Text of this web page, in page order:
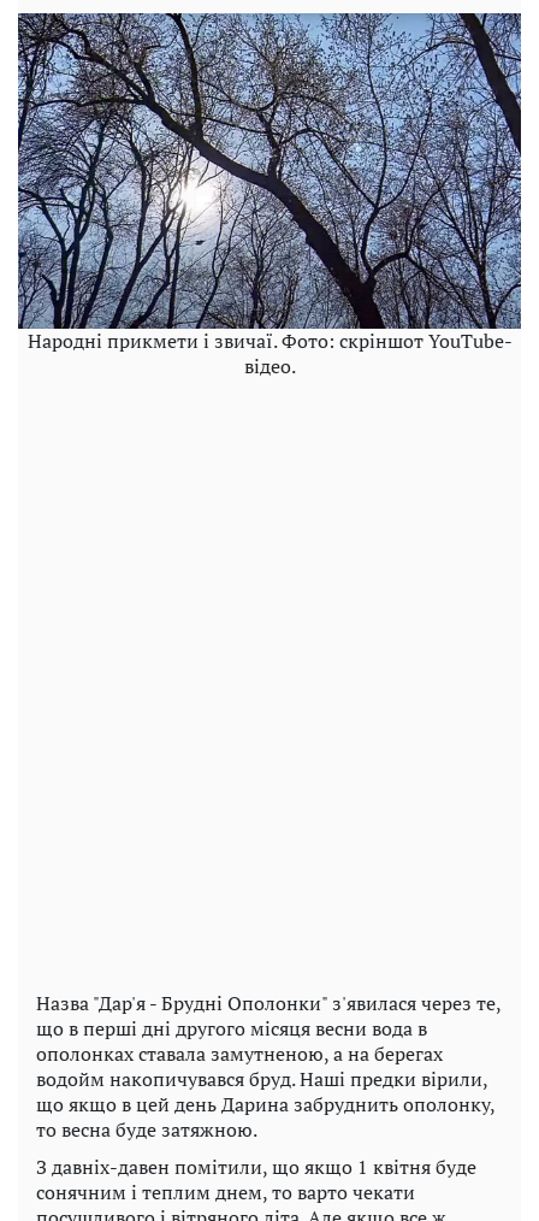
Народні прикмети і звичаї. Фото: скріншот YouTube-
відео.
Назва "Дар'я - Брудні Ополонки" з'явилася через те,
що в перші дні другого місяця весни вода в
ополонках ставала замутненою, а на берегах
водойм накопичувався бруд. Наші предки вірили,
що якщо в цей день Дарина забруднить ополонку,
то весна буде затяжною.
З давніх-давен помітили, що якщо 1 квітня буде
сонячним і теплим днем, то варто чекати